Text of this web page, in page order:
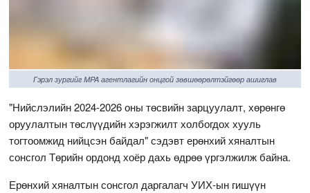
Гэрэл зургийг MPA агентлагийн онцгой зөвшөөрөлтэйгөөр ашиглав
"Нийслэлийн 2024-2026 оны төсвийн зарцуулалт, хөрөнгө
оруулалтын төслүүдийн хэрэгжилт холбогдох хууль
тогтоомжид нийцсэн байдал" сэдэвт ерөнхий хяналтын
сонсгол Төрийн ордонд хоёр дахь өдрөө үргэлжилж байна.
Ерөнхий хяналтын сонсгол даргалагч УИХ-ын гишүүн